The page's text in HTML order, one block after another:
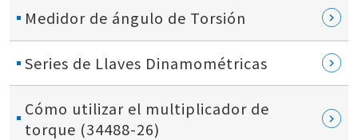
Medidor de ángulo de Torsión
Series de Llaves Dinamométricas
Cómo utilizar el multiplicador de
torque (34488-26)